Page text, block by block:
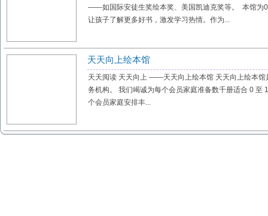
——如国际安徒生奖绘本奖、美国凯迪克奖等。 本馆为
让孩子了解更多好书，激发学习热情。作为...
天天向上绘本馆
天天阅读 天天向上 ——天天向上绘本馆 天天向上绘本馆
务机构。 我们竭诚为每个会员家庭准备数千册适合 0 至
个会员家庭安排丰...